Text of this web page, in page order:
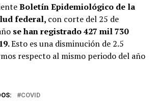
Boletín Epidemiológico de la
federal, con corte del 25 de
se han registrado 427 mil 730
Esto es una disminución de 2.5
respecto al mismo periodo del año
COVID